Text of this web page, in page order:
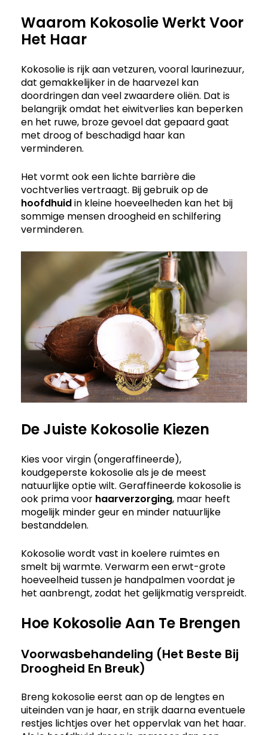
Waarom Kokosolie Werkt Voor
Het Haar
Kokosolie is rijk aan vetzuren, vooral laurinezuur,
dat gemakkelijker in de haarvezel kan
doordringen dan veel zwaardere oliën. Dat is
belangrijk omdat het eiwitverlies kan beperken
en het ruwe, broze gevoel dat gepaard gaat
met droog of beschadigd haar kan
verminderen.
Het vormt ook een lichte barrière die
vochtverlies vertraagt. Bij gebruik op de
hoofdhuidin kleine hoeveelheden kan het bij
sommige mensen droogheid en schilfering
verminderen.
De Juiste Kokosolie Kiezen
Kies voor virgin (ongeraffineerde),
koudgeperste kokosolie als je de meest
natuurlijke optie wilt. Geraffineerde kokosolie is
ook prima voor haarverzorging, maar heeft
mogelijk minder geur en minder natuurlijke
bestanddelen.
Kokosolie wordt vast in koelere ruimtes en
smelt bij warmte. Verwarm een erwt-grote
hoeveelheid tussen je handpalmen voordat je
het aanbrengt, zodat het gelijkmatig verspreidt.
Hoe Kokosolie Aan Te Brengen
Voorwasbehandeling (Het Beste Bij
Droogheid En Breuk)
Breng kokosolie eerst aan op de lengtes en
uiteinden van je haar, en strijk daarna eventuele
restjes lichtjes over het oppervlak van het haar.